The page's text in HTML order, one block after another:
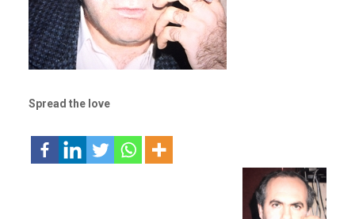
Spread the love